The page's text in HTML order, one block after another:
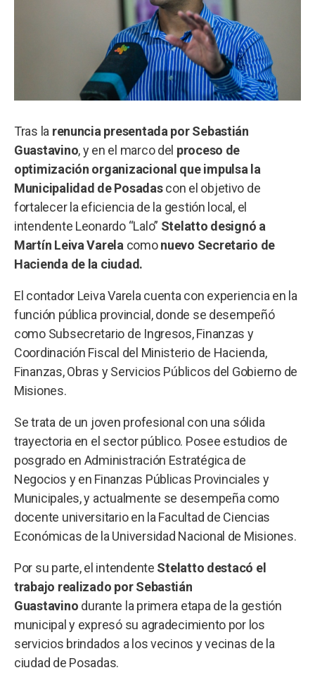
Tras la renuncia presentada por Sebastián
Guastavino, y en el marco del proceso de
optimización organizacional que impulsa la
Municipalidad de Posadascon el objetivo de
fortalecer la eficiencia de la gestión local, el
intendente Leonardo “Lalo” Stelatto designó a
Martín Leiva Varela comonuevo Secretario de
Hacienda de la ciudad.
El contador Leiva Varela cuenta con experiencia en la
función pública provincial, donde se desempeñó
como Subsecretario de Ingresos, Finanzas y
Coordinación Fiscal del Ministerio de Hacienda,
Finanzas, Obras y Servicios Públicos del Gobierno de
Misiones.
Se trata de un joven profesional con una sólida
trayectoria en el sector público. Posee estudios de
posgrado en Administración Estratégica de
Negocios y en Finanzas Públicas Provinciales y
Municipales, y actualmente se desempeña como
docente universitario en la Facultad de Ciencias
Económicas de la Universidad Nacional de Misiones.
Por su parte, el intendente Stelatto destacó el
trabajo realizado por Sebastián
Guastavino durante la primera etapa de la gestión
municipal y expresó su agradecimiento por los
servicios brindados a los vecinos y vecinas de la
ciudad de Posadas.